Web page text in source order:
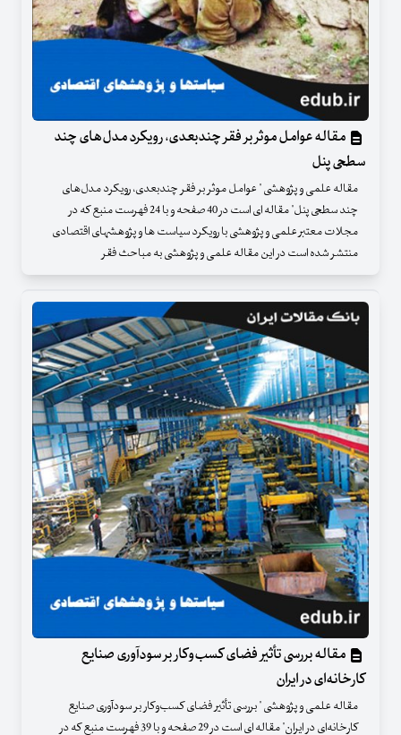
مقاله عوامل موثر بر فقر چندبعدی، رویکرد مدل‌های چند
سطحی پنل
مقاله علمی و پژوهشی " عوامل موثر بر فقر چندبعدی، رویکرد مدل‌های
چند سطحی پنل" مقاله ای است در 40 صفحه و با 24 فهرست منبع که در
مجلات معتبر علمی و پژوهشی با رویکرد سیاست ها و پژوهشهای اقتصادی
منتشر شده است در این مقاله علمی و پژوهشی به مباحث فقر
مقاله بررسی تأثیر فضای کسب‌‌وکار بر سودآوری صنایع
کارخانه‌ای در ایران
مقاله علمی و پژوهشی " بررسی تأثیر فضای کسب‌‌وکار بر سودآوری صنایع
کارخانه‌ای در ایران" مقاله ای است در 29 صفحه و با 39 فهرست منبع که در